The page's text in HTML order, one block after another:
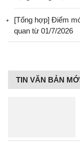
[Tổng hợp] Điểm
quan từ 01/7/2026
TIN VĂN BẢN